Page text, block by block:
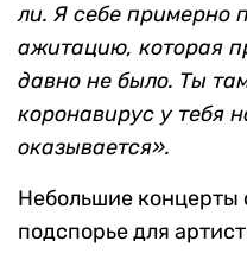
ли. Я себе примерно
ажитацию, которая
давно не было. Ты
коронавирус у тебя
оказывается».
Небольшие
подспорье для